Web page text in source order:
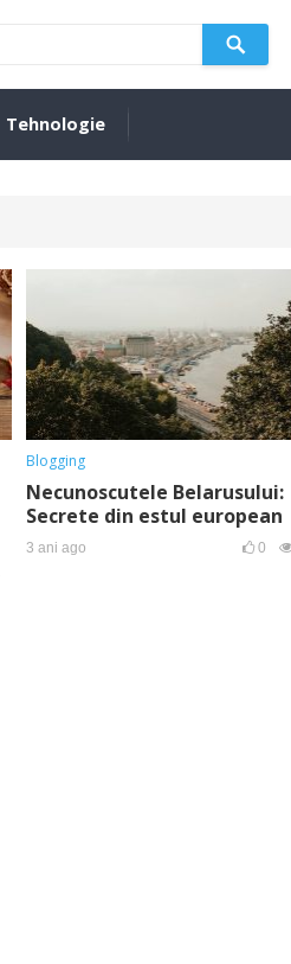
Tehnologie
Blogging
Necunoscutele Belarusului:
Secrete din estul european
3 ani ago 0